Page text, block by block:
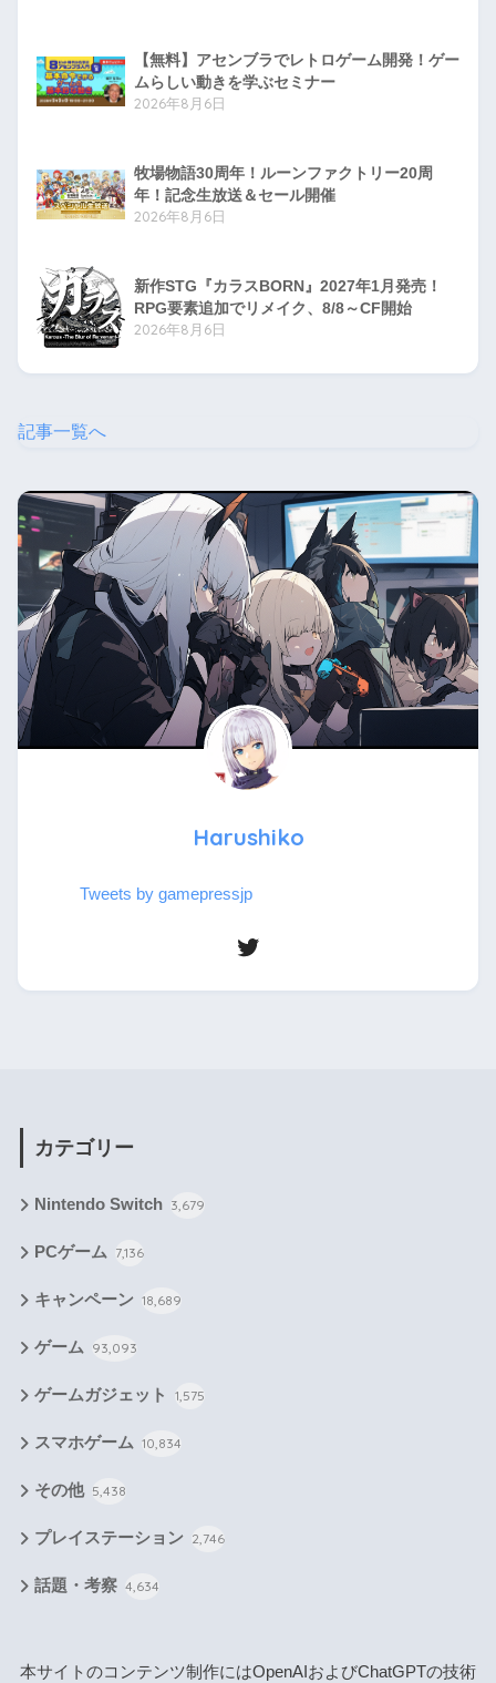
【無料】アセンブラでレトロゲーム開発！ゲー
ムらしい動きを学ぶセミナー
2026年8月6日
牧場物語30周年！ルーンファクトリー20周
年！記念生放送＆セール開催
2026年8月6日
新作STG『カラスBORN』2027年1月発売！
RPG要素追加でリメイク、8/8～CF開始
2026年8月6日
記事一覧へ
Harushiko
Tweets by gamepressjp
カテゴリー
Nintendo Switch 3,679
PCゲーム 7,136
キャンペーン 18,689
ゲーム 93,093
ゲームガジェット 1,575
スマホゲーム 10,834
その他 5,438
プレイステーション 2,746
話題・考察 4,634
本サイトのコンテンツ制作にはOpenAIおよびChatGPTの技術